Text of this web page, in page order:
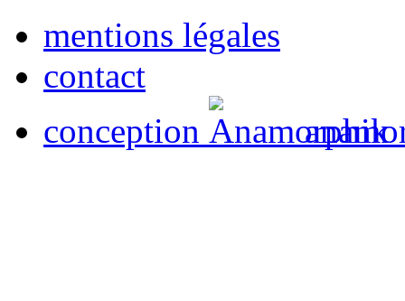
mentions légales
contact
conception